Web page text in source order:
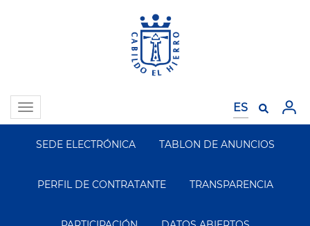
Toggle
navigation
Segundo
Menu
SEDE ELECTRÓNICA TABLON DE ANUNCIOS
PERFIL DE CONTRATANTE TRANSPARENCIA